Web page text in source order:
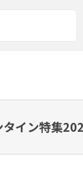
イン特集